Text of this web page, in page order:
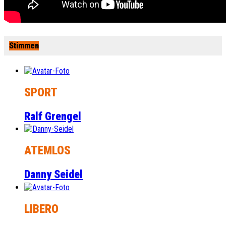
Stimmen
SPORT
Ralf Grengel
ATEMLOS
Danny Seidel
LIBERO